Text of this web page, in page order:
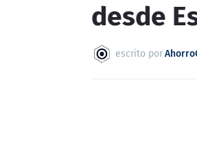
desde
escrito por